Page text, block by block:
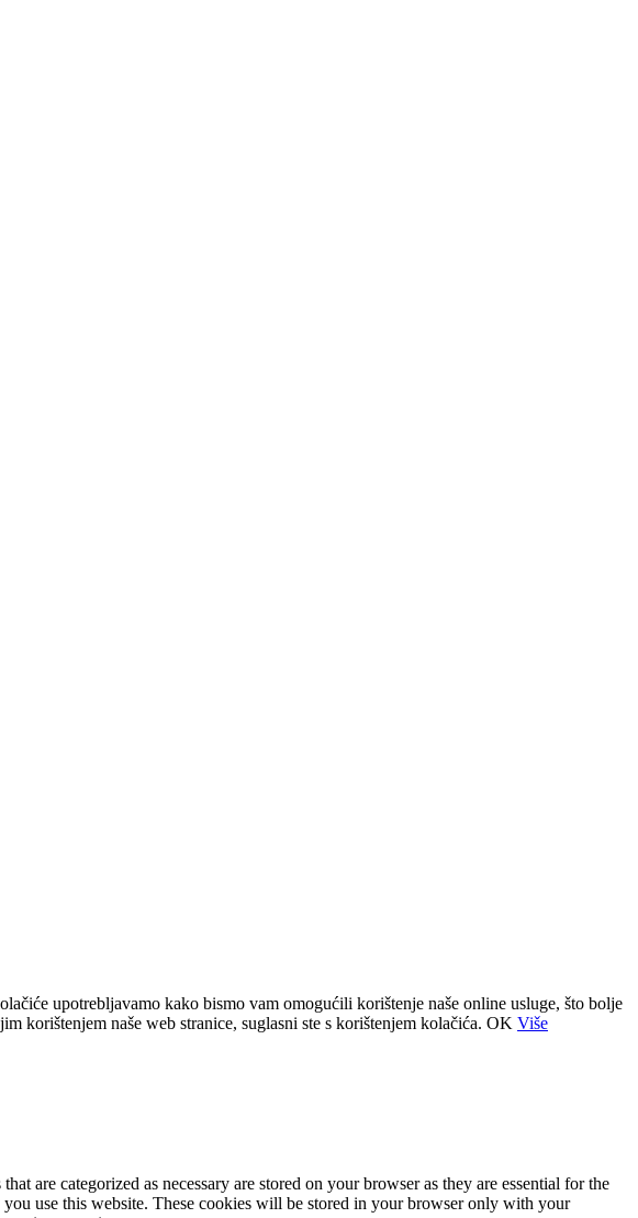
upotrebljavamo kako bismo vam omogućili korištenje naše online usluge, što bolje
korištenjem naše web stranice, suglasni ste s korištenjem kolačića. OK Više
are categorized as necessary are stored on your browser as they are essential for the
use this website. These cookies will be stored in your browser only with your